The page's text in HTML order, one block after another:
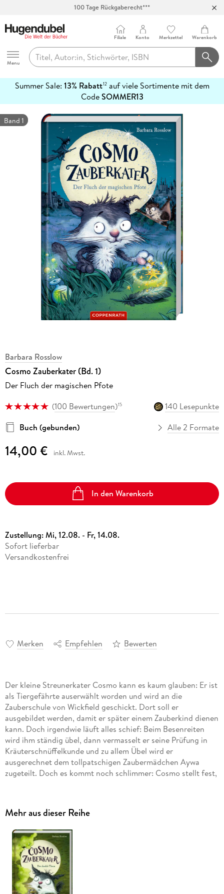
100 Tage Rückgaberecht***
Hugendubel
Menu
Filiale Konto Merkzettel Warenkorb
Summer Sale: 13% Rabatt12auf viele Sortimente mit dem
CodeSOMMER13
erfahren
Band 1
Barbara Rosslow
Cosmo Zauberkater (Bd. 1)
Der Fluch der magischen Pfote
(100 Bewertungen)15
140 Lesepunkte
Buch (gebunden)
Alle 2 Formate
14,00 € inkl. Mwst.
In den Warenkorb
Zustellung:Mi, 12.08. - Fr, 14.08.
Sofort lieferbar
Versandkostenfrei
Merken Empfehlen Bewerten
Der kleine Streunerkater Cosmo kann es kaum glauben: Er ist
als Tiergefährte auserwählt worden und wird an die
Zauberschule von Wickfield geschickt. Dort soll er
ausgebildet werden, damit er später einem Zauberkind dienen
kann. Doch irgendwie läuft alles schief: Beim Besenreiten
wird ihm ständig übel, dann vermasselt er seine Prüfung in
Kräuterschnüffelkunde und zu allem Übel wird er
ausgerechnet dem tollpatschigen Zaubermädchen Aywa
zugeteilt. Doch es kommt noch schlimmer: Cosmo stellt fest,
Mehr aus dieser Reihe